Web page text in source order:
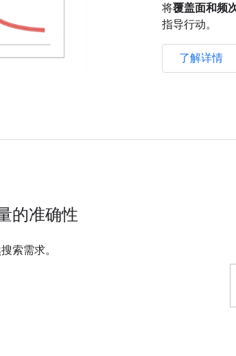
将覆盖面和频
指导行动。
了解详情
的准确性
索需求。